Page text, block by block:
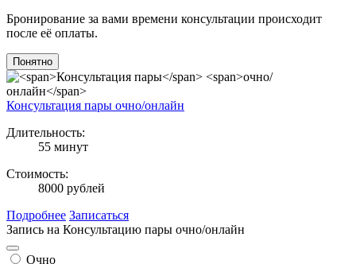
Бронирование за вами времени консультации происходит
после её оплаты.
Понятно
Консультация пары очно/онлайн
Длительность:
55 минут
Стоимость:
8000 рублей
Подробнее Записаться
Запись на Консультацию пары очно/онлайн
Очно